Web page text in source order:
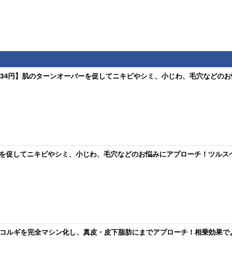
円】肌のターンオーバーを促してニキビやシミ、小じわ、毛穴などの
促してニキビやシミ、小じわ、毛穴などのお悩みにアプローチ！ツルス
ギを完全マシン化し、真皮・皮下脂肪にまでアプローチ！相乗効果